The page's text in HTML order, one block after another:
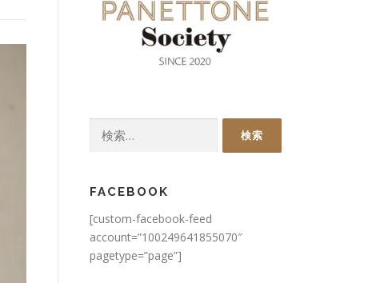
FACEBOOK
[custom-facebook-feed
account=”100249641855070″
pagetype=”page”]